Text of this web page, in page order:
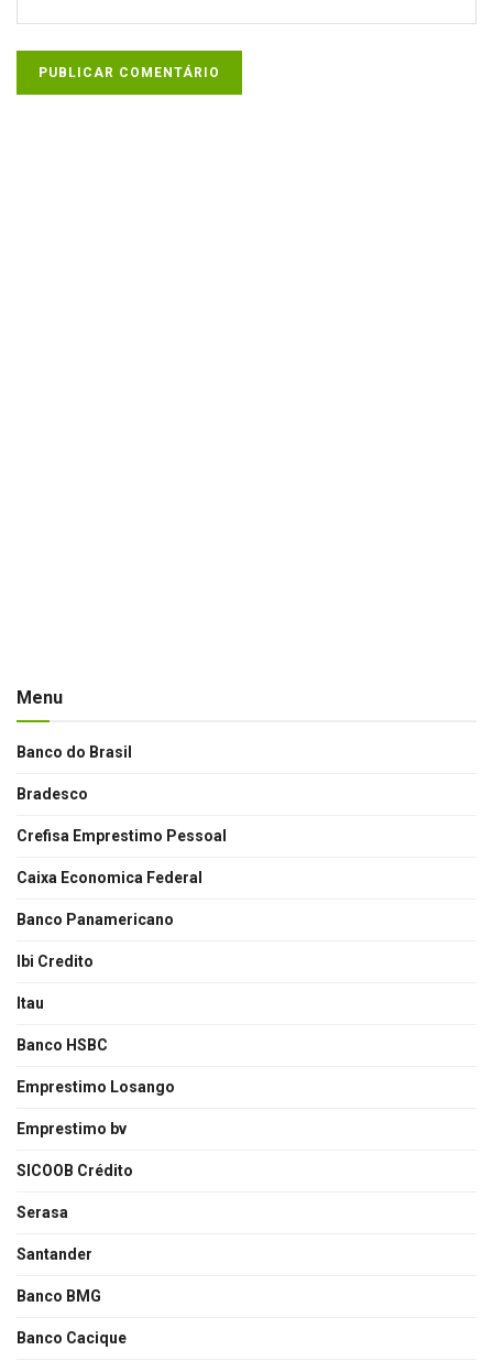
Menu
Banco do Brasil
Bradesco
Crefisa Emprestimo Pessoal
Caixa Economica Federal
Banco Panamericano
Ibi Credito
Itau
Banco HSBC
Emprestimo Losango
Emprestimo bv
SICOOB Crédito
Serasa
Santander
Banco BMG
Banco Cacique